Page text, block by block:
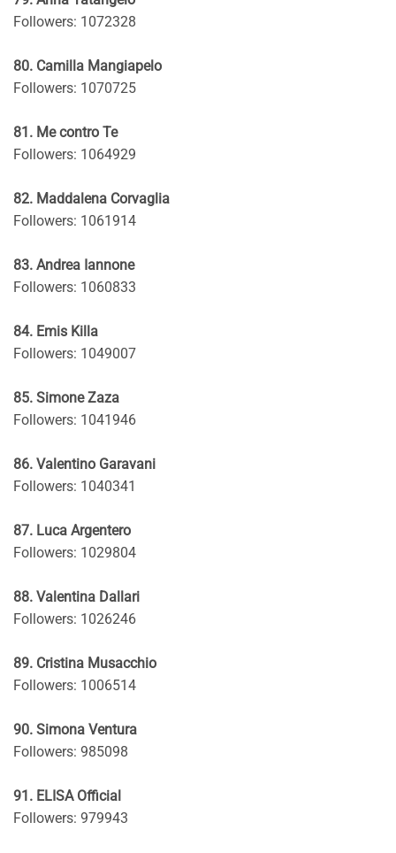
Followers: 1072328
80. Camilla Mangiapelo
Followers: 1070725
81. Me contro Te
Followers: 1064929
82. Maddalena Corvaglia
Followers: 1061914
83. Andrea Iannone
Followers: 1060833
84. Emis Killa
Followers: 1049007
85. Simone Zaza
Followers: 1041946
86. Valentino Garavani
Followers: 1040341
87. Luca Argentero
Followers: 1029804
88. Valentina Dallari
Followers: 1026246
89. Cristina Musacchio
Followers: 1006514
90. Simona Ventura
Followers: 985098
91. ELISA Official
Followers: 979943